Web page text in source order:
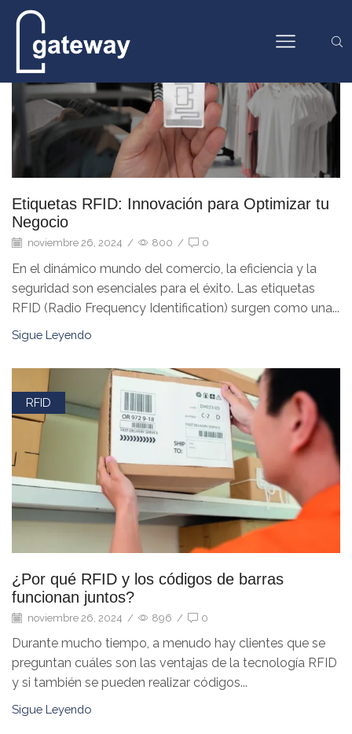
RFID
Etiquetas RFID: Innovación para Optimizar tu
Negocio
noviembre 26, 2024 / 800 / 0
En el dinámico mundo del comercio, la eficiencia y la
seguridad son esenciales para el éxito. Las etiquetas
RFID (Radio Frequency Identification) surgen como una...
Sigue Leyendo
RFID
¿Por qué RFID y los códigos de barras
funcionan juntos?
noviembre 26, 2024 / 896 / 0
Durante mucho tiempo, a menudo hay clientes que se
preguntan cuáles son las ventajas de la tecnología RFID
y si también se pueden realizar códigos...
Sigue Leyendo